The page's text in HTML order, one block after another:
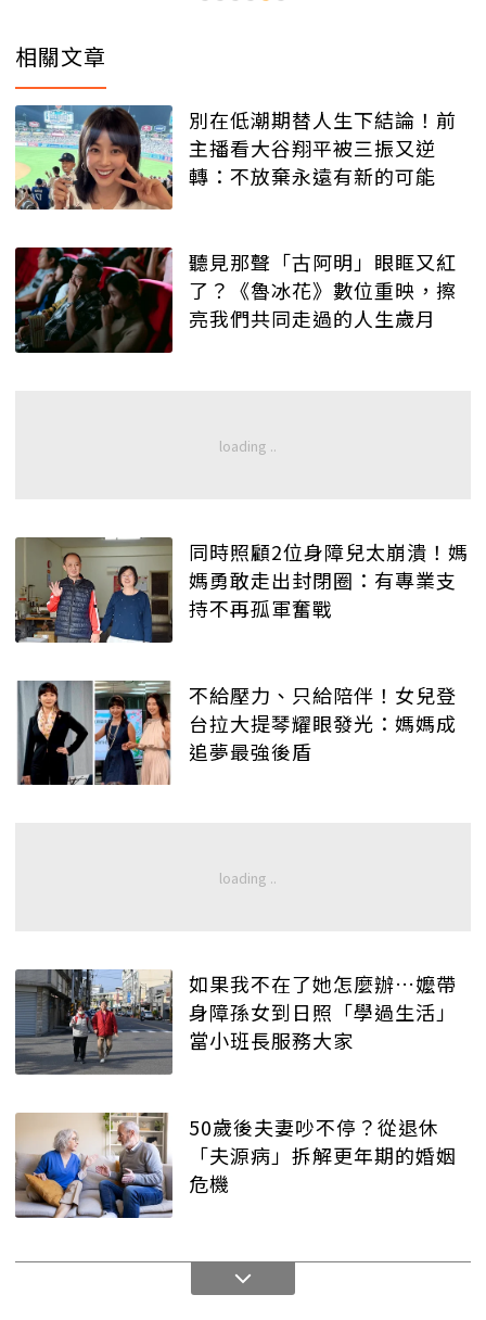
相關文章
別在低潮期替人生下結論！前
主播看大谷翔平被三振又逆
轉：不放棄永遠有新的可能
聽見那聲「古阿明」眼眶又紅
了？《魯冰花》數位重映，擦
亮我們共同走過的人生歲月
同時照顧2位身障兒太崩潰！媽
媽勇敢走出封閉圈：有專業支
持不再孤軍奮戰
不給壓力、只給陪伴！女兒登
台拉大提琴耀眼發光：媽媽成
追夢最強後盾
如果我不在了她怎麼辦…嬤帶
身障孫女到日照「學過生活」
當小班長服務大家
50歲後夫妻吵不停？從退休
「夫源病」拆解更年期的婚姻
危機